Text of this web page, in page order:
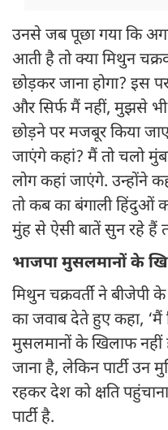
उनसे जब पूछा गया कि
आती है तो क्या मिथुन
छोड़कर जाना होगा? इस
और सिर्फ मैं नहीं, मुझसे
छोड़ने पर मजबूर किया
जाएंगे कहां? मैं तो चलो
लोग कहां जाएंगे. उन्होंने
तो कब का बंगाली हिंदुओं
मुंह से ऐसी बातें सुन रहे हैं
भाजपा मुसलमानों के
मिथुन चक्रवर्ती ने बीजेपी
का जवाब देते हुए कहा, ‘मैं
मुसलमानों के खिलाफ नहीं
जाना है, लेकिन पार्टी
रहकर देश को क्षति पहुंचाना
पार्टी है.